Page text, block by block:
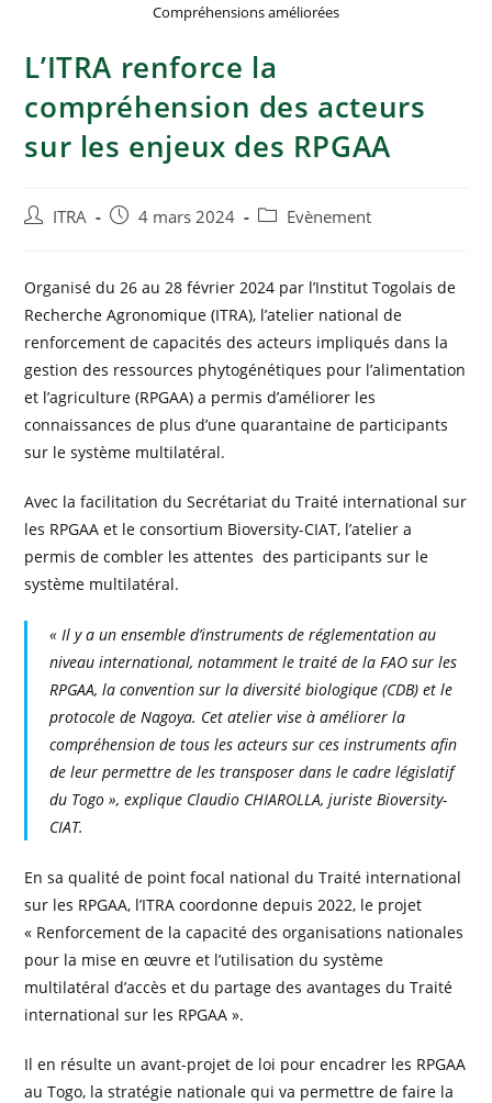
Compréhensions améliorées
L’ITRA renforce la
compréhension des acteurs
sur les enjeux des RPGAA
ITRA 4 mars 2024 Evènement
Organisé du 26 au 28 février 2024 par l’Institut Togolais de
Recherche Agronomique (ITRA), l’atelier national de
renforcement de capacités des acteurs impliqués dans la
gestion des ressources phytogénétiques pour l’alimentation
et l’agriculture (RPGAA) a permis d’améliorer les
connaissances de plus d’une quarantaine de participants
sur le système multilatéral.
Avec la facilitation du Secrétariat du Traité international sur
les RPGAA et le consortium Bioversity-CIAT, l’atelier a
permis de combler les attentes des participants sur le
système multilatéral.
« Il y a un ensemble d’instruments de réglementation au
niveau international, notamment le traité de la FAO sur les
RPGAA, la convention sur la diversité biologique (CDB) et le
protocole de Nagoya. Cet atelier vise à améliorer la
compréhension de tous les acteurs sur ces instruments afin
de leur permettre de les transposer dans le cadre législatif
du Togo », explique Claudio CHIAROLLA, juriste Bioversity-
CIAT.
En sa qualité de point focal national du Traité international
sur les RPGAA, l’ITRA coordonne depuis 2022, le projet
« Renforcement de la capacité des organisations nationales
pour la mise en œuvre et l’utilisation du système
multilatéral d’accès et du partage des avantages du Traité
international sur les RPGAA ».
Il en résulte un avant-projet de loi pour encadrer les RPGAA
au Togo, la stratégie nationale qui va permettre de faire la